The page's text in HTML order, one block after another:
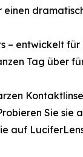
– entwickelt
Tag über
Sie sie
auf